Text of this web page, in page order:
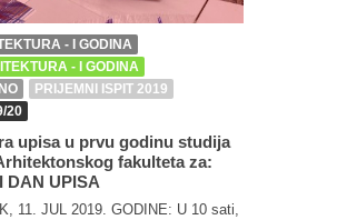
- I GODINA
- I GODINA
PRIJEMNI ISPIT 2019
20
upisa u prvu godinu studija
fakulteta za:
DAN UPISA
11. JUL 2019. GODINE: U 10 sati,